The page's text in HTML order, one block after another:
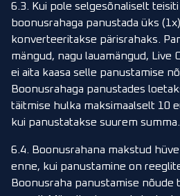
6.3. Kui pole selgesõnaliselt
boonusrahaga panustada üks
konverteeritakse pärisrahaks.
mängud, nagu lauamängud, Live
ei aita kaasa selle panustamise
Boonusrahaga panustades
täitmise hulka maksimaalselt 10
kui panustatakse suurem summa.
6.4. Boonusrahana makstud
enne, kui panustamine on
Boonusraha panustamise nõude